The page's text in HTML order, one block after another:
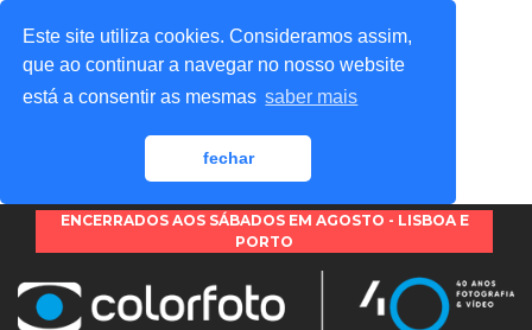
Este site utiliza cookies. Consideramos assim,
que ao continuar a navegar no nosso website
está a consentir as mesmas saber mais
fechar
ENCERRADOS AOS SÁBADOS EM AGOSTO - LISBOA E
PORTO